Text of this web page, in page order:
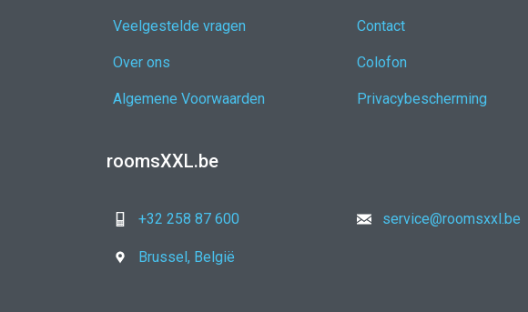
Veelgestelde vragen Contact
Over ons Colofon
Algemene Voorwaarden Privacybescherming
roomsXXL.be
+32 258 87 600 service@roomsxxl.be
Brussel, België